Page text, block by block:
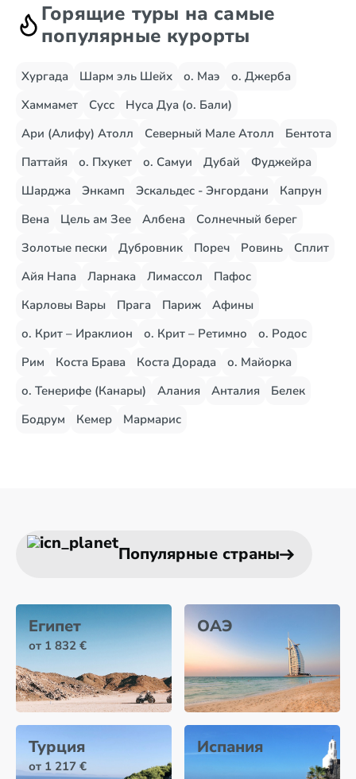
Горящие туры на самые
популярные курорты
Хургада Шарм эль Шейх о. Маэ
о. Джерба
Хаммамет
Сусс
Нуса Дуа (о. Бали)
Ари (Алифу) Атолл
Северный Мале Атолл
Бентота
Паттайя
о. Пхукет о. Самуи Дубай
Фуджейра
Шарджа
Энкамп Эскальдес - Энгордани
Капрун
Вена
Цель ам Зее Албена
Солнечный берег
Золотые пески
Дубровник Пореч Ровинь
Сплит
Айя Напа
Ларнака Лимассол
Пафос
Карловы Вары
Прага Париж
Афины
о. Крит – Ираклион
о. Крит – Ретимно
о. Родос
Рим
Коста Брава Коста Дорада
о. Майорка
о. Тенерифе (Канары)
Алания Анталия
Белек
Бодрум
Кемер Мармарис
Популярные страны
Египет
от 1 832 €
ОАЭ
Турция
от 1 217 €
Испания